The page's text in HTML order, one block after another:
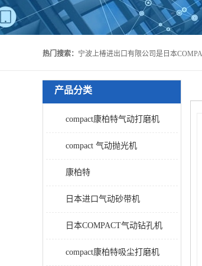
热门搜索：
产品分类
compact康柏特气动打磨机
compact 气动抛光机
康柏特
日本进口气动砂带机
日本COMPACT气动钻孔机
compact康柏特吸尘打磨机